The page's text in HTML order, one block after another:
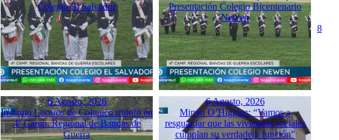
Colegio El Salvador
Presentación Colegio Bicentenario
Newen
6 Agosto, 2026
Instituto Lecaros de Coltauco triunfó en
4º Camp. Regional de Bandas de
Guerra
6 Agosto, 2026
Minvu O’Higgins: “Vamos a
resguardar que las viviendas sociales
cumplan su verdadera función”
8